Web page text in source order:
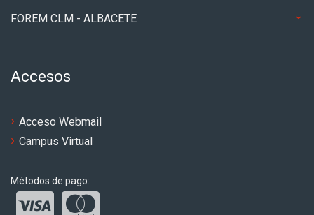
FOREM CLM - ALBACETE
Accesos
Acceso Webmail
Campus Virtual
Métodos de pago: